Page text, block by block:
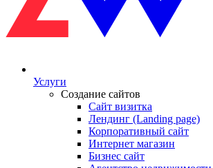
Услуги
Создание сайтов
Сайт визитка
Лендинг (Landing page)
Корпоративный сайт
Интернет магазин
Бизнес сайт